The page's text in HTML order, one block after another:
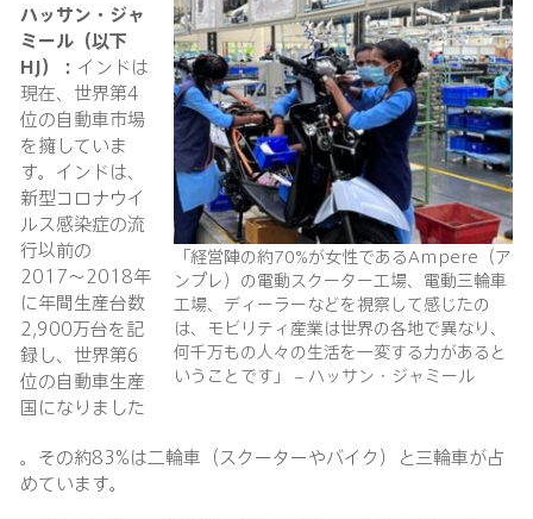
「経営陣の約70%が女性であるAmpere（ア
ンプレ）の電動スクーター工場、電動三輪車
工場、ディーラーなどを視察して感じたの
は、モビリティ産業は世界の各地で異なり、
何千万もの人々の生活を一変する力があると
いうことです」 – ハッサン・ジャミール
ハッサン・ジャ
ミール（以下
HJ）： インドは
現在、世界第4
位の自動車市場
を擁していま
す。インドは、
新型コロナウイ
ルス感染症の流
行以前の
2017〜2018年
に年間生産台数
2,900万台を記
録し、世界第6
位の自動車生産
国になりました
。その約83%は二輪車（スクーターやバイク）と三輪車が占
めています。